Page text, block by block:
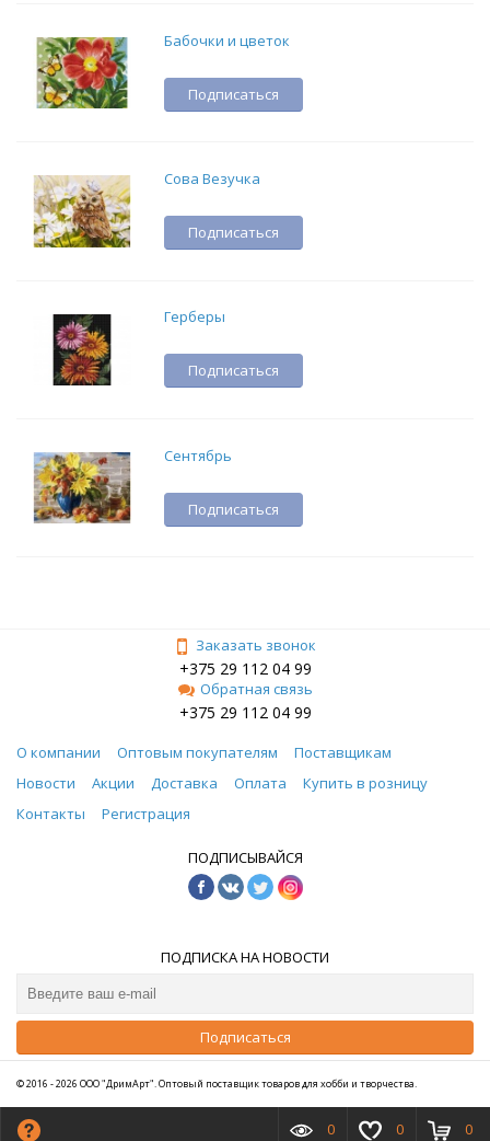
Бабочки и цветок
Подписаться
Сова Везучка
Подписаться
Герберы
Подписаться
Сентябрь
Подписаться
Заказать звонок
+375 29 112 04 99
Обратная связь
+375 29 112 04 99
О компании Оптовым покупателям
Поставщикам
Новости
Акции Доставка Оплата
Купить в розницу
Контакты
Регистрация
ПОДПИСЫВАЙСЯ
ПОДПИСКА НА НОВОСТИ
Подписаться
© 2016 - 2026 ООО "ДримАрт". Оптовый поставщик товаров для хобби и творчества.
0 0 0